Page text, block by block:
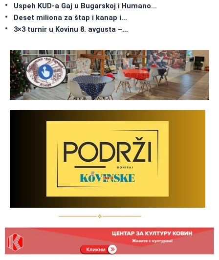
Uspeh KUD-a Gaj u Bugarskoj i Humano…
Deset miliona za štap i kanap i…
3×3 turnir u Kovinu 8. avgusta –…